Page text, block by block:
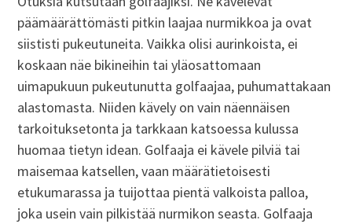
päämäärättömästi pitkin laajaa nurmikkoa ja ovat
siististi pukeutuneita. Vaikka olisi aurinkoista, ei
koskaan näe bikineihin tai yläosattomaan
uimapukuun pukeutunutta golfaajaa, puhumattakaan
alastomasta. Niiden kävely on vain näennäisen
tarkoituksetonta ja tarkkaan katsoessa kulussa
huomaa tietyn idean. Golfaaja ei kävele pilviä tai
maisemaa katsellen, vaan määrätietoisesti
etukumarassa ja tuijottaa pientä valkoista palloa,
joka usein vain pilkistää nurmikon seasta. Golfaaja